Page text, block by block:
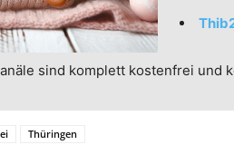
sind komplett kostenfrei und
Thüringen